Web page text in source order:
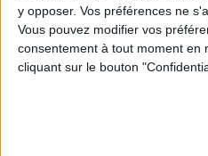
y opposer. Vos préférences ne
Vous pouvez modifier vos
consentement à tout moment en
cliquant sur le bouton
à la culture
20,99 €